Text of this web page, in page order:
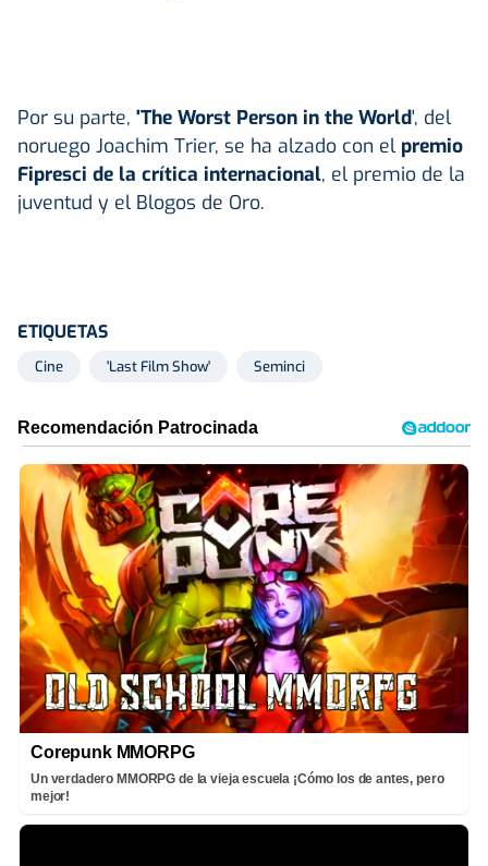
Por su parte, 'The Worst Person in the World', del
noruego Joachim Trier, se ha alzado con el premio
Fipresci de la crítica internacional, el premio de la
juventud y el Blogos de Oro.
ETIQUETAS
Cine 'Last Film Show' Seminci
Corepunk MMORPG
Un verdadero MMORPG de la vieja escuela ¡Cómo los de antes, pero
mejor!